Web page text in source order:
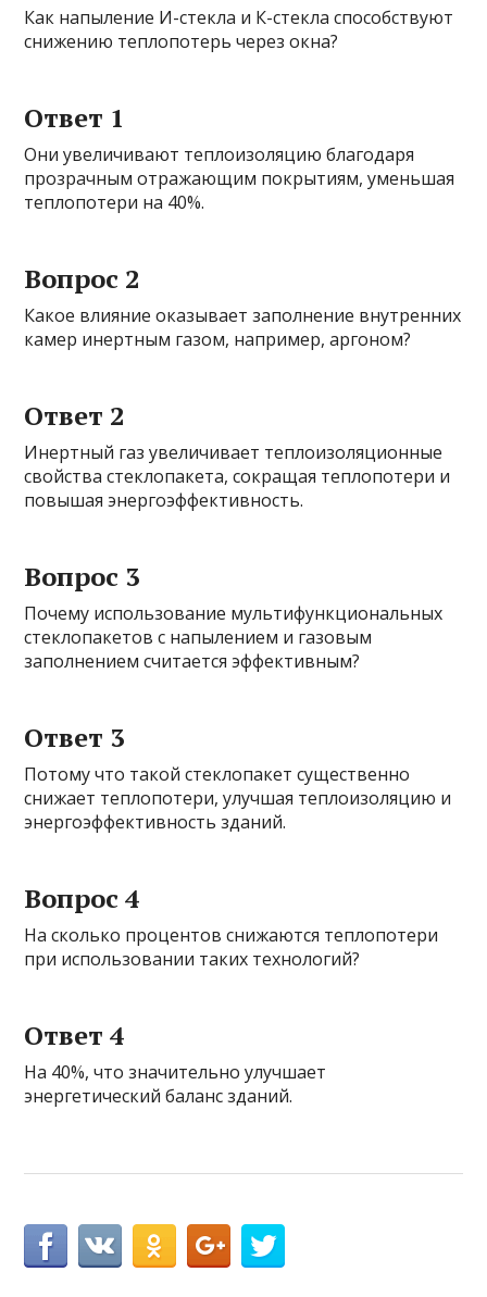
Как напыление И-стекла и К-стекла способствуют
снижению теплопотерь через окна?
Ответ 1
Они увеличивают теплоизоляцию благодаря
прозрачным отражающим покрытиям, уменьшая
теплопотери на 40%.
Вопрос 2
Какое влияние оказывает заполнение внутренних
камер инертным газом, например, аргоном?
Ответ 2
Инертный газ увеличивает теплоизоляционные
свойства стеклопакета, сокращая теплопотери и
повышая энергоэффективность.
Вопрос 3
Почему использование мультифункциональных
стеклопакетов с напылением и газовым
заполнением считается эффективным?
Ответ 3
Потому что такой стеклопакет существенно
снижает теплопотери, улучшая теплоизоляцию и
энергоэффективность зданий.
Вопрос 4
На сколько процентов снижаются теплопотери
при использовании таких технологий?
Ответ 4
На 40%, что значительно улучшает
энергетический баланс зданий.